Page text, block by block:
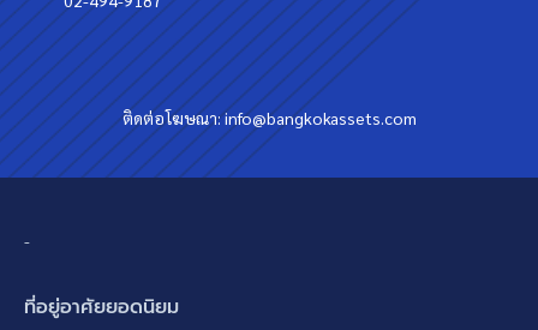
ติดต่อโฆษณา:info@bangkokassets.com
-
ที่อยู่อาศัยยอดนิยม